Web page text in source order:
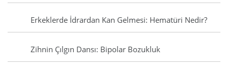
Erkeklerde İdrardan Kan Gelmesi: Hematüri Nedir?
Zihnin Çılgın Dansı: Bipolar Bozukluk